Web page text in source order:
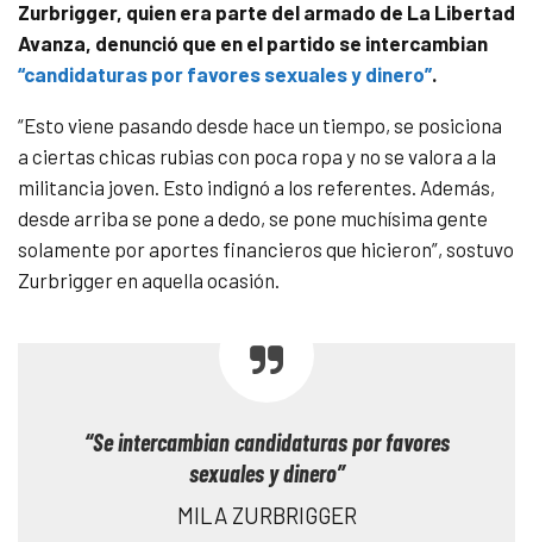
Zurbrigger, quien era parte del armado de La Libertad
Avanza, denunció que en el partido se intercambian
“candidaturas por favores sexuales y dinero”.
“Esto viene pasando desde hace un tiempo, se posiciona
a ciertas chicas rubias con poca ropa y no se valora a la
militancia joven. Esto indignó a los referentes. Además,
desde arriba se pone a dedo, se pone muchísima gente
solamente por aportes financieros que hicieron”, sostuvo
Zurbrigger en aquella ocasión.
“Se intercambian candidaturas por favores
sexuales y dinero”
MILA ZURBRIGGER